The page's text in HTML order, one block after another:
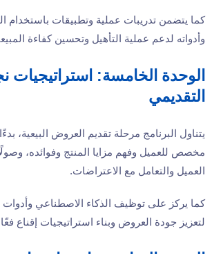
كما يتضمن تدريبات عملية وتطبيقات باستخدام
وأدواته لدعم عملية التأهيل وتحسين كفاءة
الوحدة الخامسة: استراتيجيات
التقديمي
يتناول البرنامج مرحلة تقديم العروض البيعية،
مخصص للعميل وفهم مزايا المنتج وفوائده،
العميل والتعامل مع الاعتراضات.
كما يركز على توظيف الذكاء الاصطناعي وأدوات
لتعزيز جودة العروض وبناء استراتيجيات إقناع